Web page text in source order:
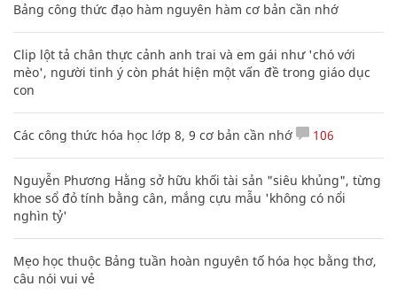
Bảng công thức đạo hàm nguyên hàm cơ bản cần nhớ
Clip lột tả chân thực cảnh anh trai và em gái như 'chó với
mèo', người tinh ý còn phát hiện một vấn đề trong giáo dục
con
Các công thức hóa học lớp 8, 9 cơ bản cần nhớ 106
Nguyễn Phương Hằng sở hữu khối tài sản "siêu khủng", từng
khoe sổ đỏ tính bằng cân, mắng cựu mẫu 'không có nổi
nghìn tỷ'
Mẹo học thuộc Bảng tuần hoàn nguyên tố hóa học bằng thơ,
câu nói vui vẻ